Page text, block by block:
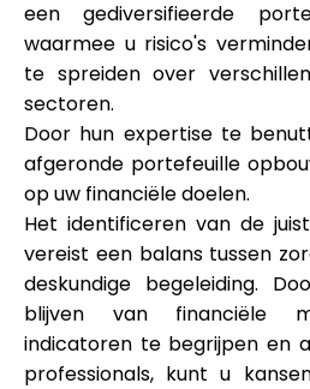
een gediversifieerde
waarmee u risico's
te spreiden over
sectoren.
Door hun expertise te
afgeronde portefeuille
op uw financiële doelen.
Het identificeren van de
vereist een balans tussen
deskundige begeleiding.
blijven van financiële
indicatoren te begrijpen en
professionals, kunt u